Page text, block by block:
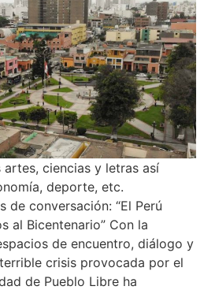
artes, ciencias y letras así
deporte, etc.
de conversación: “El Perú
al Bicentenario” Con la
de encuentro, diálogo y
crisis provocada por el
de Pueblo Libre ha